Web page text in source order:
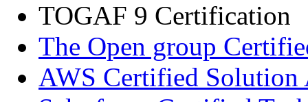
TOGAF 9 Certification
The Open group
AWS Certified Solution